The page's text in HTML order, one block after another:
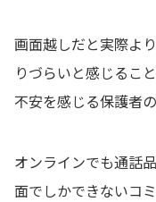
画面越しだと実際よ
りづらいと感じるこ
不安を感じる保護者
オンラインでも通話
面でしかできないコ